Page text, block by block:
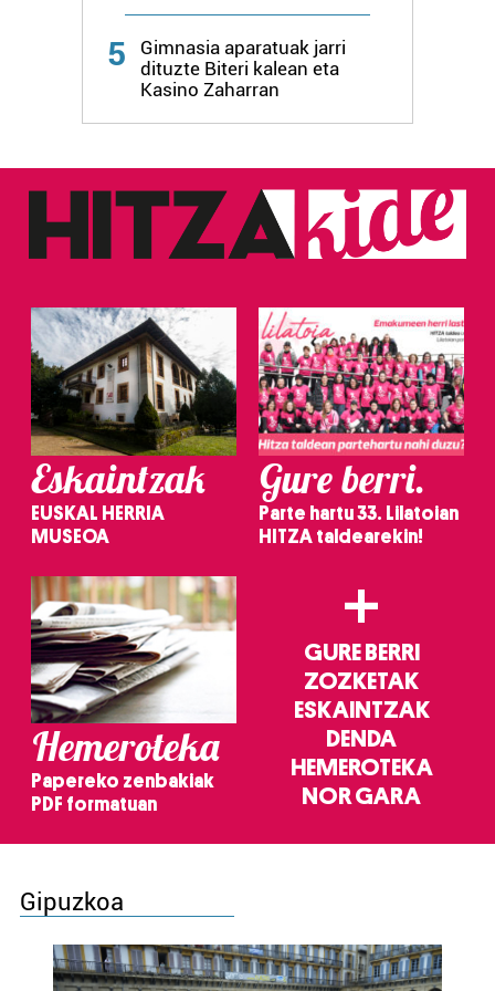
Webgune honek cookie propioak eta hirugarrenen cookie-
fitxategiak erabiltzen ditu. Zure esperientzia eta
zerbitzuak hobetzeko asmoz, cookie teknologiaz
baliatzen gara. Ohar hau onartuz gero, teknologia hori
erabiltzeko baimen esplizitua ematen diguzu.Gehiago
5
Gimnasia aparatuak jarri
dituzte Biteri kalean eta
Kasino Zaharran
Eskaintzak
EUSKAL HERRIA
MUSEOA
Gure berri.
Parte hartu 33. Lilatoian
HITZA taldearekin!
Hemeroteka
Papereko zenbakiak
PDF formatuan
+
GURE BERRI
ZOZKETAK
ESKAINTZAK
DENDA
HEMEROTEKA
NOR GARA
Gipuzkoa